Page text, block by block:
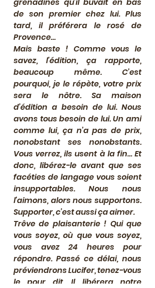
de son premier chez lui. Plus
tard, il préférera le rosé de
Provence…
Mais baste ! Comme vous le
savez, l’édition, ça rapporte,
beaucoup même. C’est
pourquoi, je le répète, votre prix
sera le nôtre. Sa maison
d’édition a besoin de lui. Nous
avons tous besoin de lui. Un ami
comme lui, ça n’a pas de prix,
nonobstant ses nonobstants.
Vous verrez, ils usent à la fin… Et
donc, libérez-le avant que ses
facéties de langage vous soient
insupportables. Nous nous
l’aimons, alors nous supportons.
Supporter, c’est aussi ça aimer.
Trêve de plaisanterie ! Qui que
vous soyez, où que vous soyez,
vous avez 24 heures pour
répondre. Passé ce délai, nous
préviendrons Lucifer, tenez-vous
le pour dit. Il libérera notre